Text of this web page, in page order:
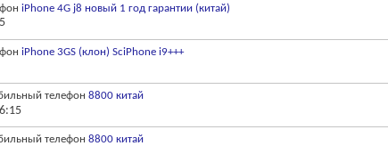
iPhone 4G j8 новый 1 год гарантии (китай)
iPhone 3GS (клон) SciPhone i9+++
телефон 8800 китай
телефон 8800 китай